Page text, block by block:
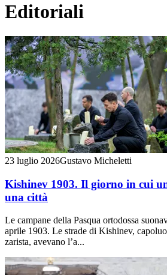
Editoriali
23 luglio 2026Gustavo Micheletti
Kishinev 1903. Il giorno in cui
una città
Le campane della Pasqua ortodossa
aprile 1903. Le strade di Kishinev,
zarista, avevano l’a...